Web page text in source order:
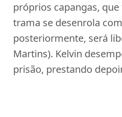
próprios capangas,
trama se desenrola
posteriormente, será
Martins). Kelvin
prisão, prestando